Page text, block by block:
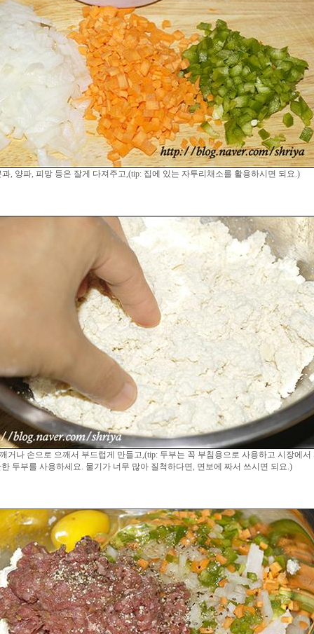
, 양파, 피망 등은 잘게 다져주고,(tip: 집에 있는 자투리채소를 활용하시면 되요.)
거나 손으로 으깨서 부드럽게 만들고,(tip: 두부는 꼭 부침용으로 사용하고 시장에서
두부를 사용하세요. 물기가 너무 많아 질척하다면, 면보에 짜서 쓰시면 되요.)